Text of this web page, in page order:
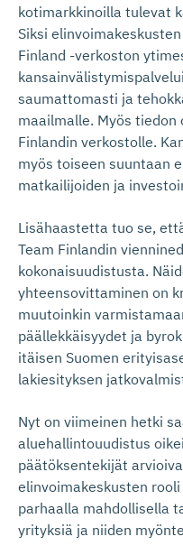
kotimarkkinoilla tulevat
Siksi
Finland -verkoston
saumattomasti ja
maailmalle. Myös tiedon
Finlandin verkostolle.
myös toiseen suuntaan
matkailijoiden ja
Lisähaastetta tuo se,
Team Finlandin
kokonaisuudistusta.
yhteensovittaminen on
muutoinkin
päällekkäisyydet ja
itäisen Suomen
lakiesityksen
Nyt on viimeinen hetki
aluehallintouudistus
päätöksentekijät
elinvoimakeskusten
parhaalla mahdollisella
yrityksiä ja niiden